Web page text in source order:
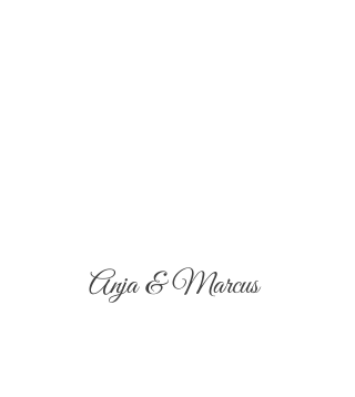
Anja & Marcus